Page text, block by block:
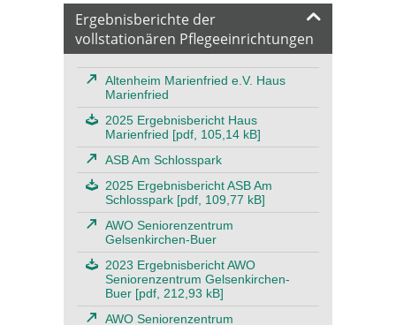
Ergebnisberichte der
vollstationären Pflegeeinrichtungen
Altenheim Marienfried e.V. Haus
Marienfried
2025 Ergebnisbericht Haus
Marienfried [pdf, 105,14 kB]
ASB Am Schlosspark
2025 Ergebnisbericht ASB Am
Schlosspark [pdf, 109,77 kB]
AWO Seniorenzentrum
Gelsenkirchen-Buer
2023 Ergebnisbericht AWO
Seniorenzentrum Gelsenkirchen-
Buer [pdf, 212,93 kB]
AWO Seniorenzentrum